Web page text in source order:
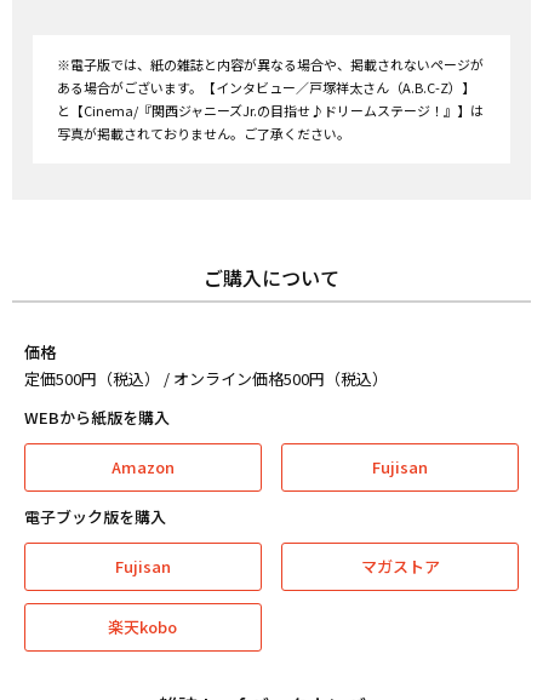
※電子版では、紙の雑誌と内容が異なる場合や、掲載されないページが
ある場合がございます。【インタビュー／戸塚祥太さん（A.B.C-Z）】
と【Cinema/『関西ジャニーズJr.の目指せ♪ドリームステージ！』】は
写真が掲載されておりません。ご了承ください。
ご購入について
価格
定価500円（税込） / オンライン価格500円（税込）
WEBから紙版を購入
Amazon Fujisan
電子ブック版を購入
Fujisan マガストア
楽天kobo